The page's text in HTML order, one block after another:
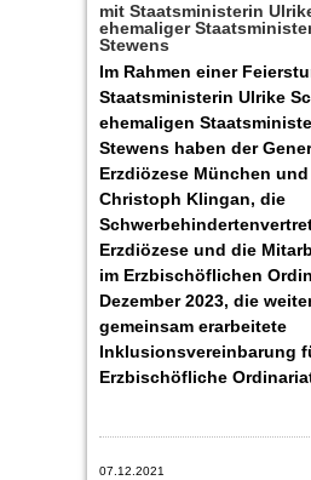
mit Staatsministerin
ehemaliger
Stewens
Im Rahmen einer
Staatsministerin Ulrike
ehemaligen
Stewens haben der
Erzdiözese München
Christoph Klingan, die
Erzdiözese und die
im Erzbischöflichen
Dezember 2023, die
gemeinsam erarbeitete
Inklusionsvereinbarung
Erzbischöfliche
07.12.2021